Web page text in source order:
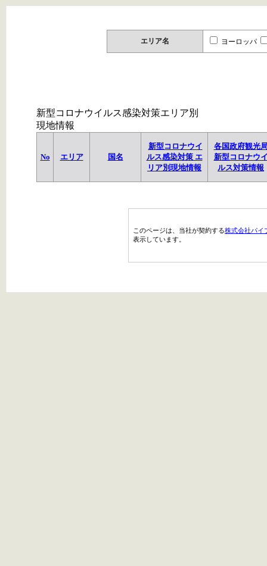
エリア名 ヨーロッパ
新型コロナウイルス感染対策エリア別
現地情報
No エリア 国名
新型コロナウイ
ルス感染対策 エ
リア別現地情報
各国政府観光
新型コロナウ
ルス対策情報
このページは、当社が契約する株式会社パイ
表示しています。